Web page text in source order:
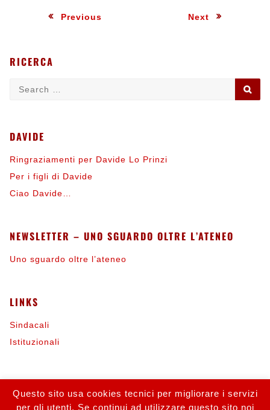
Navigazione
Previous Next:
RICERCA
DAVIDE
Ringraziamenti per Davide Lo Prinzi
Per i figli di Davide
Ciao Davide…
NEWSLETTER – UNO SGUARDO OLTRE L’ATENEO
Uno sguardo oltre l’ateneo
LINKS
Sindacali
Istituzionali
Contattaci
Questo sito usa cookies tecnici per migliorare i servizi
per gli utenti. Se continui ad utilizzare questo sito noi